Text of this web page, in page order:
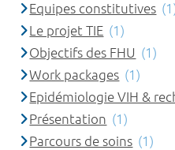
Equipes constitutives
Le projet TIE (1)
Objectifs des FHU (1)
Work packages (1)
Epidémiologie VIH &
Présentation (1)
Parcours de soins (1)